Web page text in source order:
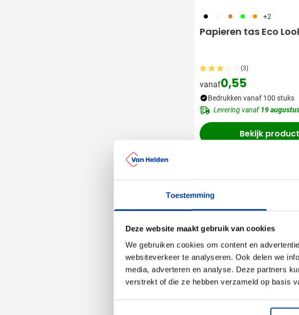
Toestemming
Deze website maakt gebruik van cookies
We gebruiken cookies om content en
websiteverkeer te analyseren. Ook delen we
media, adverteren en analyse. Deze partners
verstrekt of die ze hebben verzameld op basis
001 002 090 029 007 +2
Papieren tas Eco
(3)
vanaf0,55
Bedrukken vanaf 100 stuks
Levering vanaf19
Bekijk product